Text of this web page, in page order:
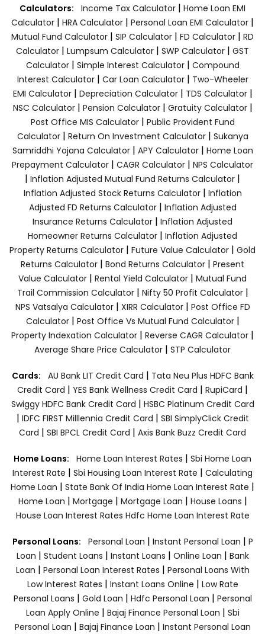
Calculators: Income Tax Calculator | Home Loan EMI
Calculator | HRA Calculator | Personal Loan EMI Calculator |
Mutual Fund Calculator | SIP Calculator | FD Calculator | RD
Calculator | Lumpsum Calculator | SWP Calculator | GST
Calculator| Simple Interest Calculator| Compound
Interest Calculator| Car Loan Calculator| Two-Wheeler
EMI Calculator| Depreciation Calculator| TDS Calculator|
NSC Calculator| Pension Calculator| Gratuity Calculator|
Post Office MIS Calculator| Public Provident Fund
Calculator| Return On Investment Calculator| Sukanya
Samriddhi Yojana Calculator| APY Calculator| Home Loan
Prepayment Calculator | CAGR Calculator | NPS Calculator
| Inflation Adjusted Mutual Fund Returns Calculator |
Inflation Adjusted Stock Returns Calculator| Inflation
Adjusted FD Returns Calculator| Inflation Adjusted
Insurance Returns Calculator | Inflation Adjusted
Homeowner Returns Calculator | Inflation Adjusted
Property Returns Calculator | Future Value Calculator | Gold
Returns Calculator | Bond Returns Calculator | Present
Value Calculator | Rental Yield Calculator | Mutual Fund
Trail Commission Calculator| Nifty 50 Profit Calculator|
NPS Vatsalya Calculator| XIRR Calculator| Post Office FD
Calculator| Post Office Vs Mutual Fund Calculator|
Property Indexation Calculator | Reverse CAGR Calculator |
Average Share Price Calculator | STP Calculator
Cards: AU Bank LIT Credit Card | Tata Neu Plus HDFC Bank
Credit Card | YES Bank Wellness Credit Card | RupiCard |
Swiggy HDFC Bank Credit Card | HSBC Platinum Credit Card
| IDFC FIRST Milllennia Credit Card | SBI SimplyClick Credit
Card | SBI BPCL Credit Card | Axis Bank Buzz Credit Card
Home Loans: Home Loan Interest Rates | Sbi Home Loan
Interest Rate | Sbi Housing Loan Interest Rate | Calculating
Home Loan | State Bank Of India Home Loan Interest Rate |
Home Loan | Mortgage | Mortgage Loan | House Loans |
House Loan Interest Rates Hdfc Home Loan Interest Rate
Personal Loans: Personal Loan | Instant Personal Loan | P
Loan | Student Loans | Instant Loans | Online Loan | Bank
Loan | Personal Loan Interest Rates | Personal Loans With
Low Interest Rates | Instant Loans Online | Low Rate
Personal Loans | Gold Loan | Hdfc Personal Loan | Personal
Loan Apply Online | Bajaj Finance Personal Loan | Sbi
Personal Loan | Bajaj Finance Loan | Instant Personal Loan